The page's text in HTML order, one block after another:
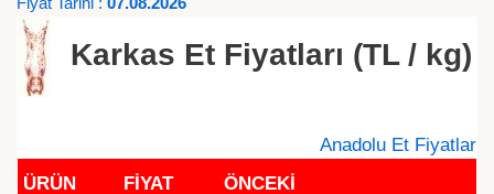
Karkas Et Fiyatları (TL / kg)
Anadolu Et Fiyatlar
ÜRÜN
FİYAT ÖNCEKİ